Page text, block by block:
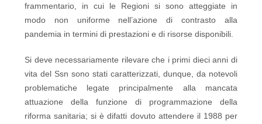
frammentario, in cui le Regioni si sono atteggiate in
modo non uniforme nell’azione di contrasto alla
pandemia in termini di prestazioni e di risorse disponibili.
Si deve necessariamente rilevare che i primi dieci anni di
vita del Ssn sono stati caratterizzati, dunque, da notevoli
problematiche legate principalmente alla mancata
attuazione della funzione di programmazione della
riforma sanitaria; si è difatti dovuto attendere il 1988 per